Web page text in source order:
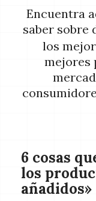
Encuentra
saber sobre
los
mejores
6 cosas
los
añadidos»